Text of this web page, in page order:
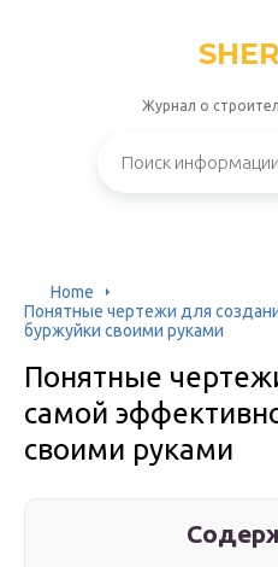
Журнал о
Home
Понятные чертежи для
буржуйки своими руками
Понятные
самой
своими руками